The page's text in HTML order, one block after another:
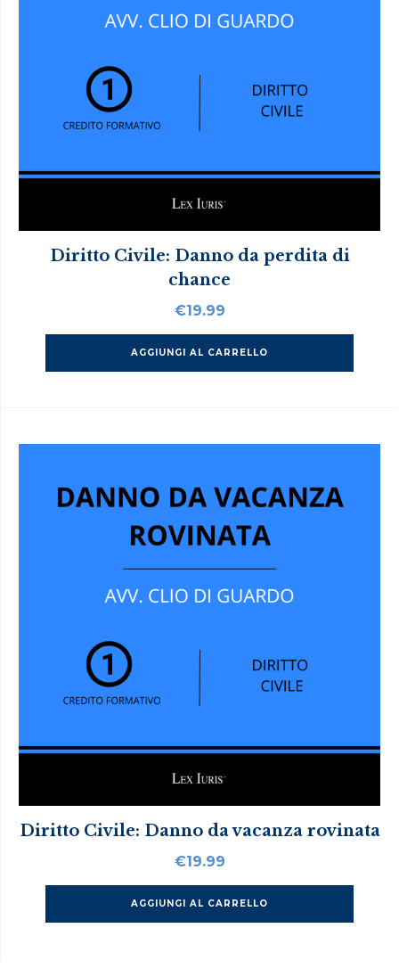
Diritto Civile: Danno da perdita di
chance
€19.99
AGGIUNGI AL CARRELLO
Diritto Civile: Danno da vacanza rovinata
€19.99
AGGIUNGI AL CARRELLO